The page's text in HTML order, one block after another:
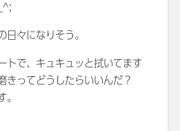
日々になりそう。
トで、キュキュッと拭いてます
きってどうしたらいいんだ？
。